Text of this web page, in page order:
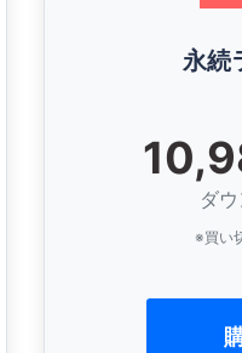
永続
ダ
※買い